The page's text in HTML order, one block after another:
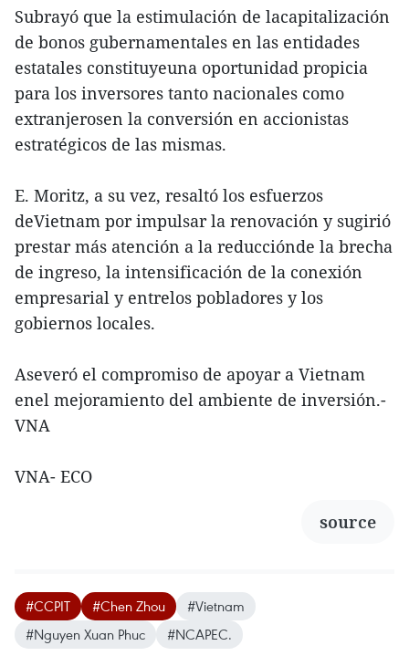
Subrayó que la estimulación de lacapitalización
de bonos gubernamentales en las entidades
estatales constituyeuna oportunidad propicia
para los inversores tanto nacionales como
extranjerosen la conversión en accionistas
estratégicos de las mismas.
E. Moritz, a su vez, resaltó los esfuerzos
deVietnam por impulsar la renovación y sugirió
prestar más atención a la reducciónde la brecha
de ingreso, la intensificación de la conexión
empresarial y entrelos pobladores y los
gobiernos locales.
Aseveró el compromiso de apoyar a Vietnam
enel mejoramiento del ambiente de inversión.-
VNA
VNA- ECO
source
#CCPIT #Chen Zhou
#Vietnam
#Nguyen Xuan Phuc
#NCAPEC.